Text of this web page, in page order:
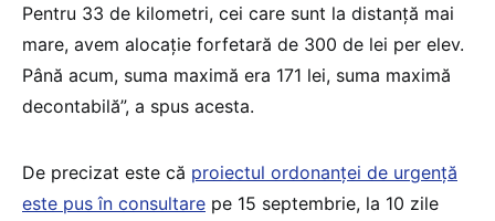
Pentru 33 de kilometri, cei care sunt la distanţă mai
mare, avem alocaţie forfetară de 300 de lei per elev.
Până acum, suma maximă era 171 lei, suma maximă
decontabilă”, a spus acesta.
De precizat este că proiectul ordonanței de urgență
este pus în consultare pe 15 septembrie, la 10 zile